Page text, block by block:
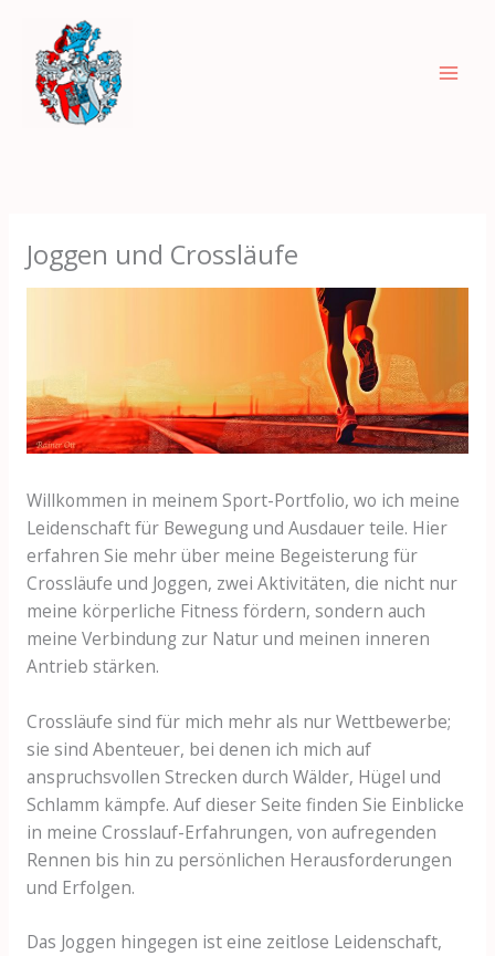
springen
Joggen und Crossläufe
Willkommen in meinem Sport-Portfolio, wo ich meine
Leidenschaft für Bewegung und Ausdauer teile. Hier
erfahren Sie mehr über meine Begeisterung für
Crossläufe und Joggen, zwei Aktivitäten, die nicht nur
meine körperliche Fitness fördern, sondern auch
meine Verbindung zur Natur und meinen inneren
Antrieb stärken.
Crossläufe sind für mich mehr als nur Wettbewerbe;
sie sind Abenteuer, bei denen ich mich auf
anspruchsvollen Strecken durch Wälder, Hügel und
Schlamm kämpfe. Auf dieser Seite finden Sie Einblicke
in meine Crosslauf-Erfahrungen, von aufregenden
Rennen bis hin zu persönlichen Herausforderungen
und Erfolgen.
Das Joggen hingegen ist eine zeitlose Leidenschaft,